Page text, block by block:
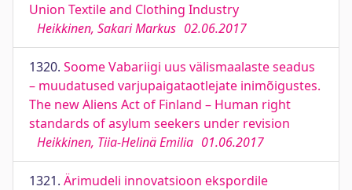
Union Textile and Clothing Industry
Heikkinen, Sakari Markus 02.06.2017
1320. Soome Vabariigi uus välismaalaste seadus
– muudatused varjupaigataotlejate inimõigustes.
The new Aliens Act of Finland – Human right
standards of asylum seekers under revision
Heikkinen, Tiia-Helinä Emilia 01.06.2017
1321. Ärimudeli innovatsioon ekspordile